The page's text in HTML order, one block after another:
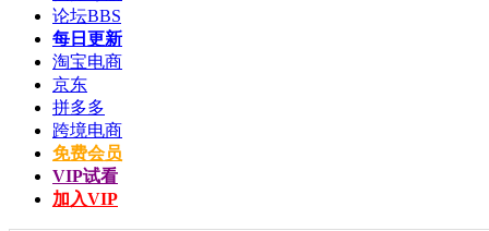
论坛BBS
每日更新
淘宝电商
京东
拼多多
跨境电商
免费会员
VIP试看
加入VIP